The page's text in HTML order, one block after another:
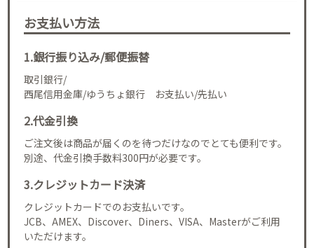
お支払い方法
1.銀行振り込み/郵便振替
取引銀行/
西尾信用金庫/ゆうちょ銀行 お支払い/先払い
2.代金引換
ご注文後は商品が届くのを待つだけなのでとても便利です。
別途、代金引換手数料300円が必要です。
3.クレジットカード決済
クレジットカードでのお支払いです。
JCB、AMEX、Discover、Diners、VISA、Masterがご利用
いただけます。